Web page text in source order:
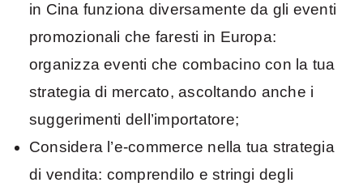
in Cina funziona diversamente da gli eventi
promozionali che faresti in Europa:
organizza eventi che combacino con la tua
strategia di mercato, ascoltando anche i
suggerimenti dell’importatore;
Considera l’e-commerce nella tua strategia
di vendita: comprendilo e stringi degli